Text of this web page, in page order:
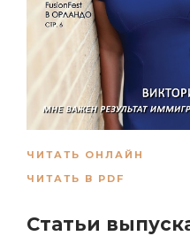
ЧИТАТЬ ОНЛАЙН
ЧИТАТЬ В PDF
Статьи